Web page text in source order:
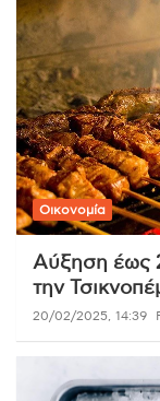
Οικονομία
Αύξηση έως
την
20/02/2025, 14:39